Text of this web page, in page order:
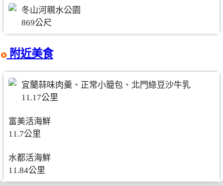
冬山河親水公園
869公尺
附近美食
宜蘭蒜味肉羹、正常小籠包、北門綠豆沙牛乳
11.17公里
富美活海鮮
11.7公里
水都活海鮮
11.84公里